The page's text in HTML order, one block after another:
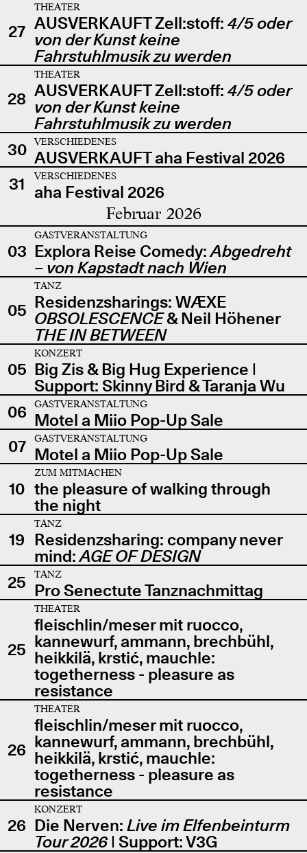
27
THEATER
AUSVERKAUFT Zell:stoff: 4/5 oder
von der Kunst keine
Fahrstuhlmusik zu werden
28
THEATER
AUSVERKAUFT Zell:stoff: 4/5 oder
von der Kunst keine
Fahrstuhlmusik zu werden
30
VERSCHIEDENES
AUSVERKAUFT aha Festival 2026
31
VERSCHIEDENES
aha Festival 2026
Februar 2026
03
GASTVERANSTALTUNG
Explora Reise Comedy:Abgedreht
– von Kapstadt nach Wien
05
TANZ
Residenzsharings: WÆXE
OBSOLESCENCE& Neil Höhener
THE IN BETWEEN
05
KONZERT
Big Zis & Big Hug Experience |
Support: Skinny Bird & Taranja Wu
06
GASTVERANSTALTUNG
Motel a Miio Pop-Up Sale
07
GASTVERANSTALTUNG
Motel a Miio Pop-Up Sale
10
ZUM MITMACHEN
the pleasure of walking through
the night
19
TANZ
Residenzsharing: company never
mind:AGE OF DESIGN
25
TANZ
Pro Senectute Tanznachmittag
25
THEATER
fleischlin/meser mit ruocco,
kannewurf, ammann, brechbühl,
heikkilä, krstić, mauchle:
togetherness - pleasure as
resistance
26
THEATER
fleischlin/meser mit ruocco,
kannewurf, ammann, brechbühl,
heikkilä, krstić, mauchle:
togetherness - pleasure as
resistance
26
KONZERT
Die Nerven: Live im Elfenbeinturm
Tour 2026| Support: V3G